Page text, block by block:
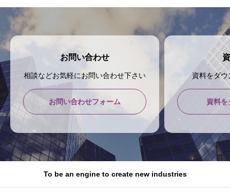
お問い合わせ
相談などお気軽にお問い合わせ下さい
お問い合わせフォーム
資料をダ
資料を
To be an engine to create new industries